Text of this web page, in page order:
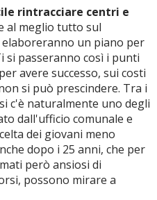
rintracciare centri e
al meglio tutto sul
elaboreranno un piano per
si passeranno così i punti
avere successo, sui costi
si può prescindere. Tra i
c'è naturalmente uno degli
dall'ufficio comunale e
dei giovani meno
dopo i 25 anni, che per
però ansiosi di
possono mirare a